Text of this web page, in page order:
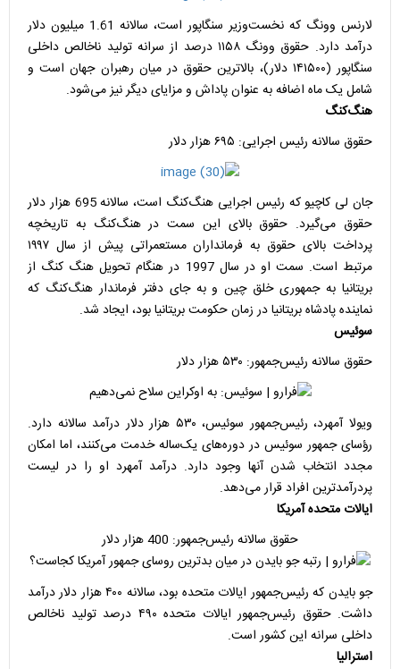
لارنس وونگ که نخست‌وزیر سنگاپور است، سالانه 1.61 میلیون دلار
درآمد دارد. حقوق وونگ ۱۱۵۸ درصد از سرانه تولید ناخالص داخلی
سنگاپور (۱۴۱۵۰۰ دلار)، بالاترین حقوق در میان رهبران جهان است و
شامل یک ماه اضافه به عنوان پاداش و مزایای دیگر نیز می‌شود.
هنگ‌کنگ
حقوق سالانه رئیس اجرایی: ۶۹۵ هزار دلار
جان لی کاچیو که رئیس اجرایی هنگ‌کنگ است، سالانه 695 هزار دلار
حقوق می‌گیرد. حقوق بالای این سمت در هنگ‌کنگ به تاریخچه
پرداخت بالای حقوق به فرمانداران مستعمراتی پیش از سال ۱۹۹۷
مرتبط است. سمت او در سال 1997 در هنگام تحویل هنگ کنگ از
بریتانیا به جمهوری خلق چین و به جای دفتر فرماندار هنگ‌کنگ که
نماینده پادشاه بریتانیا در زمان حکومت بریتانیا بود، ایجاد شد.
سوئیس
حقوق سالانه رئیس‌جمهور: ۵۳۰ هزار دلار
ویولا آمهرد، رئیس‌جمهور سوئیس، ۵۳۰ هزار دلار درآمد سالانه دارد.
رؤسای جمهور سوئیس در دوره‌های یک‌ساله خدمت می‌کنند، اما امکان
مجدد انتخاب شدن آنها وجود دارد. درآمد آمهرد او را در لیست
پردرآمدترین افراد قرار می‌دهد.
ایالات متحده آمریکا
حقوق سالانه رئیس‌جمهور: 400 هزار دلار
جو بایدن که رئیس‌جمهور ایالات متحده بود، سالانه ۴۰۰ هزار دلار درآمد
داشت. حقوق رئیس‌جمهور ایالات متحده ۴۹۰ درصد تولید ناخالص
داخلی سرانه این کشور است.
استرالیا